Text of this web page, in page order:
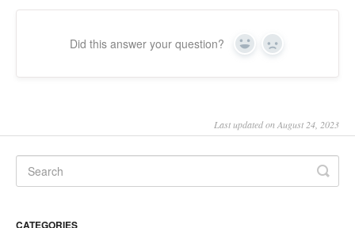
Slovenčina
Slovenščina
Did this answer your question? Yes No
Last updated on August 24, 2023
CATEGORIES